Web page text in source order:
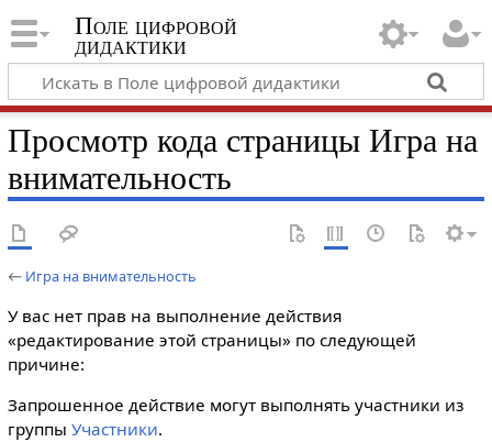
Поле цифровой
дидактики
Просмотр кода страницы Игра на
внимательность
← Игра на внимательность
У вас нет прав на выполнение действия
«редактирование этой страницы» по следующей
причине:
Запрошенное действие могут выполнять участники из
группы Участники.